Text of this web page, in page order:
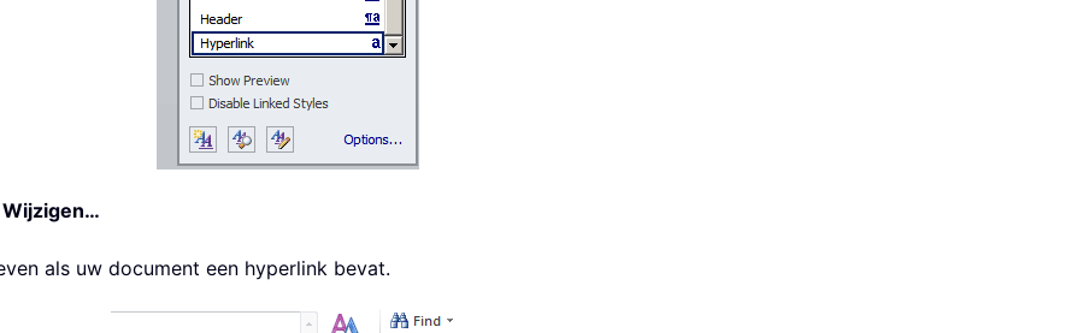
Wijzigen…
als uw document een hyperlink bevat.